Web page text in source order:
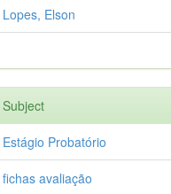
Lopes, Elson
Subject
Estágio Probatório
fichas avaliação